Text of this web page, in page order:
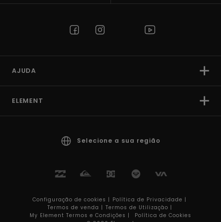
AJUDA
ELEMENT
Selecione a sua região
Configuração de cookies | Política de Privacidade |
Termos de venda | Termos de Utilizaçâo |
My Element Termos e Condições |
Política de Cookies